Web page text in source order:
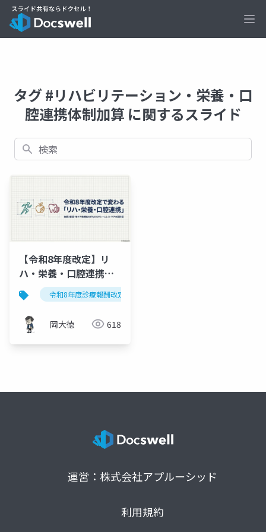
タグ #リハビリテーション・栄養・口
腔連携体制加算 に関するスライド
検索
【令和8年度改定】リ
ハ・栄養・口腔連携体
制加算の2段階再編と地
ケア病棟への拡大
令和8年度診療報酬改定
岡大徳 618
運営：株式会社アプルーシッド
利用規約